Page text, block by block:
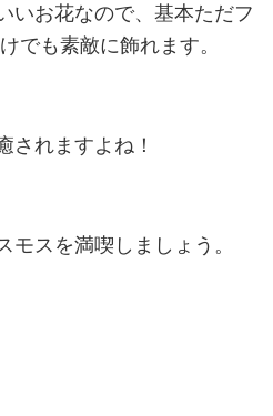
いお花なので、基本ただフ
でも素敵に飾れます。
されますよね！
モスを満喫しましょう。